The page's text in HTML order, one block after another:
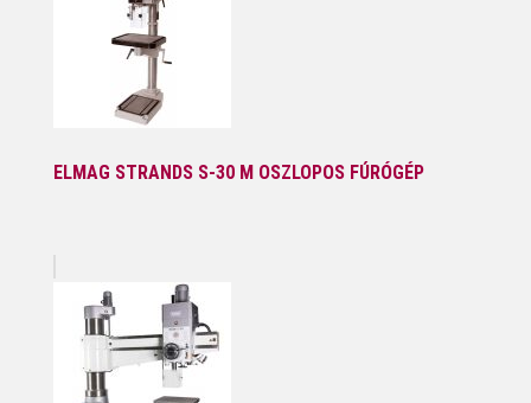
ELMAG STRANDS S-30 M OSZLOPOS FÚRÓGÉP